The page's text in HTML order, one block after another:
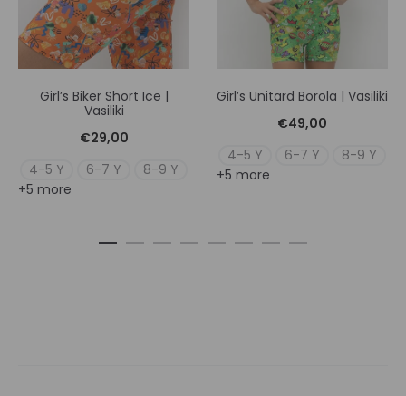
Girl’s Biker Short Ice |
Vasiliki
€29,00
4-5 Y
6-7 Y
8-9 Y
+5 more
Girl’s Unitard Borola | Vasiliki
€49,00
4-5 Y
6-7 Y
8-9 Y
+5 more